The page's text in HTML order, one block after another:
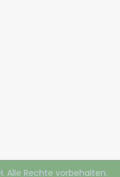
Alle Rechte vorbehalten.